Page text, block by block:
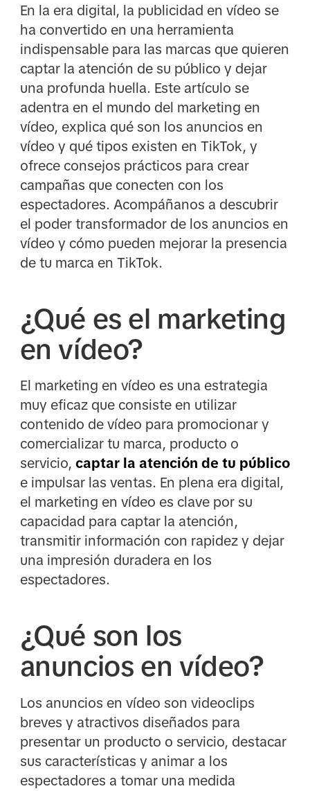
En la era digital, la publicidad en vídeo se
ha convertido en una herramienta
indispensable para las marcas que quieren
captar la atención de su público y dejar
una profunda huella. Este artículo se
adentra en el mundo del marketing en
vídeo, explica qué son los anuncios en
vídeo y qué tipos existen en TikTok, y
ofrece consejos prácticos para crear
campañas que conecten con los
espectadores. Acompáñanos a descubrir
el poder transformador de los anuncios en
vídeo y cómo pueden mejorar la presencia
de tu marca en TikTok.
¿Qué es el marketing
en vídeo?
El marketing en vídeo es una estrategia
muy eficaz que consiste en utilizar
contenido de vídeo para promocionar y
comercializar tu marca, producto o
servicio, captar la atención de tu público
e impulsar las ventas. En plena era digital,
el marketing en vídeo es clave por su
capacidad para captar la atención,
transmitir información con rapidez y dejar
una impresión duradera en los
espectadores.
¿Qué son los
anuncios en vídeo?
Los anuncios en vídeo son videoclips
breves y atractivos diseñados para
presentar un producto o servicio, destacar
sus características y animar a los
espectadores a tomar una medida